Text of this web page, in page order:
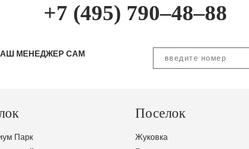
+7 (495) 790–48–88
МЕНЕДЖЕР САМ
Парк
Поселок
Жуковка